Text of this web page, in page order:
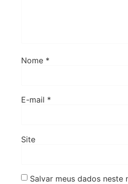
Nome *
E-mail *
Site
Salvar meus dados